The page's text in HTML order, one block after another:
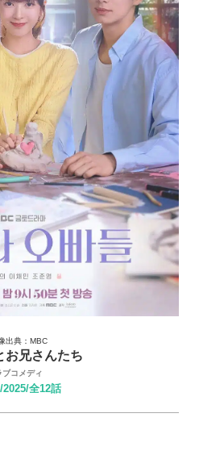
出典：MBC
お兄さんたち
ブコメディ
2025/全12話